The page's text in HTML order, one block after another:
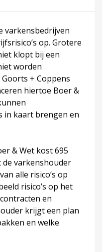
varkensbedrijven
op. Grotere
klopt bij een
worden
+ Coppens
hiertoe Boer &
in kaart brengen en
& Wet kost 695
varkenshouder
alle risico’s op
risico’s op het
en
krijgt een plan
en welke